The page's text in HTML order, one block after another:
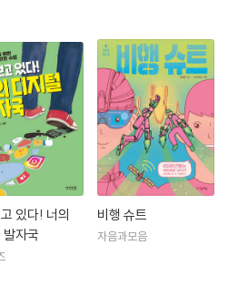
있다! 너의
발자국
비행 슈트
자음과모음